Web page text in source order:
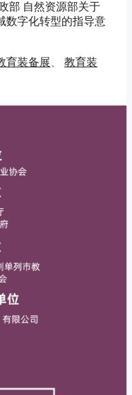
部 自然资源部关于
数字化转型的指导意
育装备展
教育装